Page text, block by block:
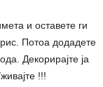
и оставете ги
Потоа додадете
Декорирајте ја
!!!